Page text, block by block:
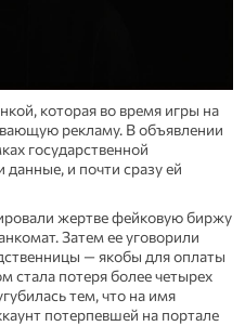
которая во время игры на
рекламу. В объявлении
государственной
и почти сразу ей
жертве фейковую биржу
Затем ее уговорили
— якобы для оплаты
стала потеря более четырех
тем, что на имя
потерпевшей на портале